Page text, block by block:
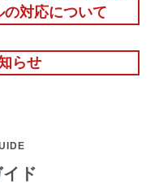
対応について
らせ
ド